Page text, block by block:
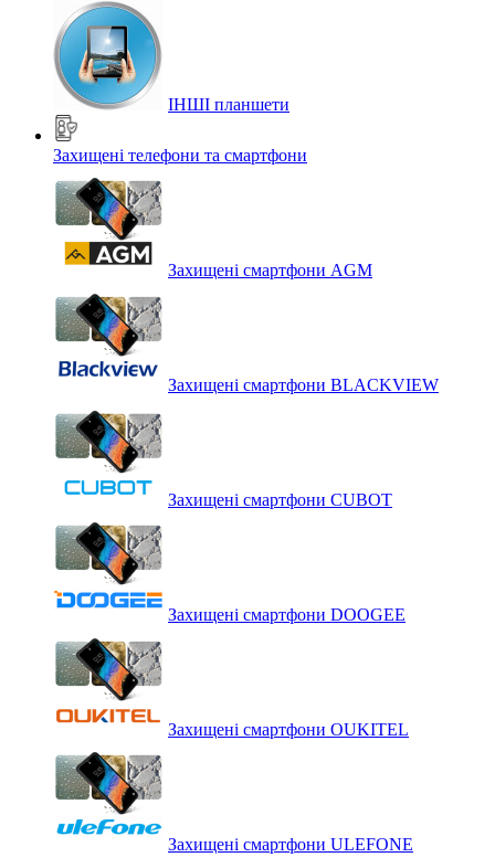
ІНШІ планшети
Захищені телефони та смартфони
Захищені смартфони AGM
Захищені смартфони BLACKVIEW
Захищені смартфони CUBOT
Захищені смартфони DOOGEE
Захищені смартфони OUKITEL
Захищені смартфони ULEFONE